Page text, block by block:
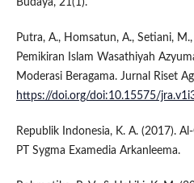
Budaya, 21(1).
Putra, A., Homsatun, A., Setiani,
Pemikiran Islam Wasathiyah
Moderasi Beragama. Jurnal Riset
https://doi.org/doi:10.15575/
Republik Indonesia, K. A. (2017).
PT Sygma Examedia Arkanleema.